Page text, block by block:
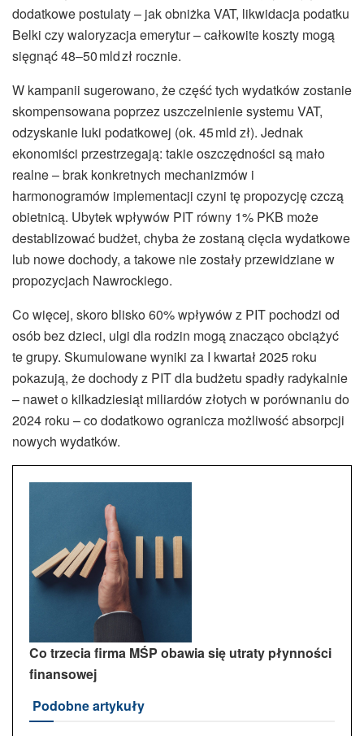
dodatkowe postulaty – jak obniżka VAT, likwidacja podatku
Belki czy waloryzacja emerytur – całkowite koszty mogą
sięgnąć 48–50 mld zł rocznie.
W kampanii sugerowano, że część tych wydatków zostanie
skompensowana poprzez uszczelnienie systemu VAT,
odzyskanie luki podatkowej (ok. 45 mld zł). Jednak
ekonomiści przestrzegają: takie oszczędności są mało
realne – brak konkretnych mechanizmów i
harmonogramów implementacji czyni tę propozycję czczą
obietnicą. Ubytek wpływów PIT równy 1% PKB może
destablizować budżet, chyba że zostaną cięcia wydatkowe
lub nowe dochody, a takowe nie zostały przewidziane w
propozycjach Nawrockiego.
Co więcej, skoro blisko 60% wpływów z PIT pochodzi od
osób bez dzieci, ulgi dla rodzin mogą znacząco obciążyć
te grupy. Skumulowane wyniki za I kwartał 2025 roku
pokazują, że dochody z PIT dla budżetu spadły radykalnie
– nawet o kilkadziesiąt miliardów złotych w porównaniu do
2024 roku – co dodatkowo ogranicza możliwość absorpcji
nowych wydatków.
Co trzecia firma MŚP obawia się utraty płynności
finansowej
Podobne artykuły